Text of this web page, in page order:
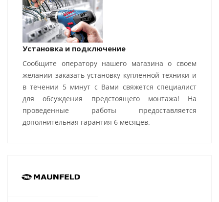
Установка и подключение
Сообщите оператору нашего магазина о своем
желании заказать установку купленной техники и
в течении 5 минут с Вами свяжется специалист
для обсуждения предстоящего монтажа! На
проведенные работы предоставляется
дополнительная гарантия 6 месяцев.